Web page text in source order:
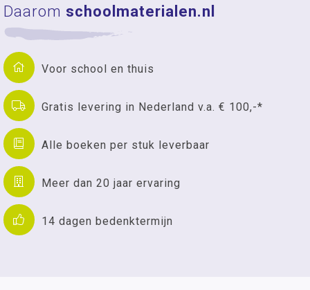
Daarom schoolmaterialen.nl
Voor school en thuis
Gratis levering in Nederland v.a. € 100,-*
Alle boeken per stuk leverbaar
Meer dan 20 jaar ervaring
14 dagen bedenktermijn